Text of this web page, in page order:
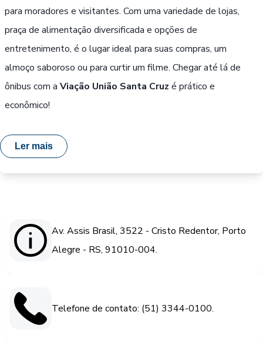
para moradores e visitantes. Com uma variedade de lojas,
praça de alimentação diversificada e opções de
entretenimento, é o lugar ideal para suas compras, um
almoço saboroso ou para curtir um filme. Chegar até lá de
ônibus com a Viação União Santa Cruz é prático e
econômico!
Ler mais
Av. Assis Brasil, 3522 - Cristo Redentor, Porto
Alegre - RS, 91010-004.
Telefone de contato: (51) 3344-0100.